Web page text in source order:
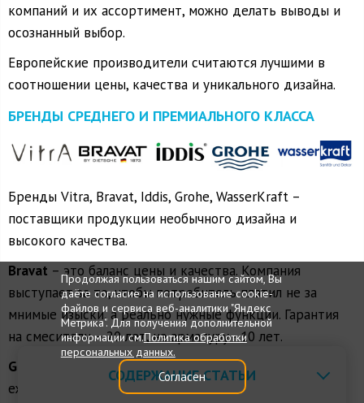
СОДЕРЖАНИЕ СТАТЬИ
компаний и их ассортимент, можно делать выводы и
осознанный выбор.
Европейские производители считаются лучшими в
соотношении цены, качества и уникального дизайна.
БРЕНДЫ СРЕДНЕГО И ПРЕМИАЛЬНОГО КЛАССА
Бренды Vitra, Bravat, Iddis, Grohe, WasserKraft –
поставщики продукции необычного дизайна и
высокого качества.
Bravat – это баланс цены и качества. Компания
выступает за то, чтобы потребитель платил не за
мнимые изыски, а реально нужные функции. Гарантия
на смесители – 20 лет, на арматуру - 10 лет.
Grohe
испытывает свои новинки, имитируя
ежедневную эксплуатацию в течение 20 лет с
Продолжая пользоваться нашим сайтом, Вы
даёте согласие на использование cookie-
файлов и сервиса веб-аналитики "Яндекс
Метрика". Для получения дополнительной
информации см.Политика обработки
персональных данных.
Согласен